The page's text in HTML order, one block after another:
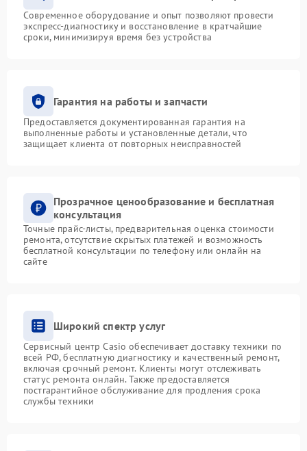
Современное оборудование и опыт позволяют провести
экспресс-диагностику и восстановление в кратчайшие
сроки, минимизируя время без устройства
Гарантия на работы и запчасти
Предоставляется документированная гарантия на
выполненные работы и установленные детали, что
защищает клиента от повторных неисправностей
Прозрачное ценообразование и бесплатная
консультация
Точные прайс-листы, предварительная оценка стоимости
ремонта, отсутствие скрытых платежей и возможность
бесплатной консультации по телефону или онлайн на
сайте
Широкий спектр услуг
Сервисный центр Casio обеспечивает доставку техники по
всей РФ, бесплатную диагностику и качественный ремонт,
включая срочный ремонт. Клиенты могут отслеживать
статус ремонта онлайн. Также предоставляется
постгарантийное обслуживание для продления срока
службы техники